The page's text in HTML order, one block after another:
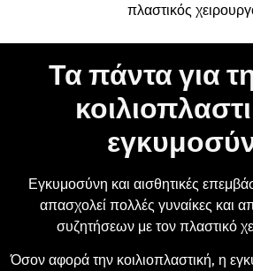
πλαστικός
Τα πάντα για
Εγκυμοσύνη και αισθητικές
απασχολεί πολλές γυναίκες και
συζητήσεων με τον πλαστικό
Όσον αφορά την κοιλιοπλαστική, η